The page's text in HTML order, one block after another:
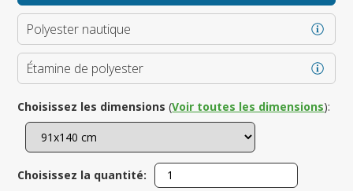
Polyester nautique
Étamine de polyester
Choisissez les dimensions (Voir toutes les dimensions):
Choisissez la quantité: